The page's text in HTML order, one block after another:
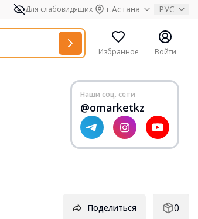
Для слабовидящих г.Астана РУС
Избранное Войти
Наши соц. сети
@omarketkz
Поделиться 0